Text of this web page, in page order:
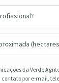
da Verde
por e-mail,